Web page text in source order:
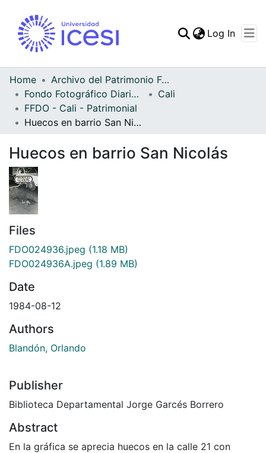
Statistics
Log In
Home
Archivo del Patrimonio Fotográfico y Fílmico del Valle del Cauca
Fondo Fotográfico Diario Occidente
Cali
FFDO - Cali - Patrimonial
Huecos en barrio San Nicolás
Huecos en barrio San Nicolás
Files
FDO024936.jpeg (1.18 MB)
FDO024936A.jpeg (1.89 MB)
Date
1984-08-12
Authors
Blandón, Orlando
Publisher
Biblioteca Departamental Jorge Garcés Borrero
Abstract
En la gráfica se aprecia huecos en la calle 21 con